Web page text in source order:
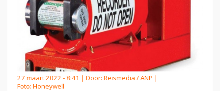
27 maart 2022 - 8:41 | Door: Reismedia / ANP |
Foto: Honeywell